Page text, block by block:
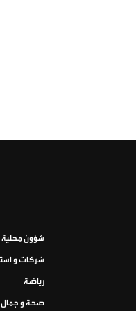
شؤون محلية
شركات و
رياضة
صحة و جمال